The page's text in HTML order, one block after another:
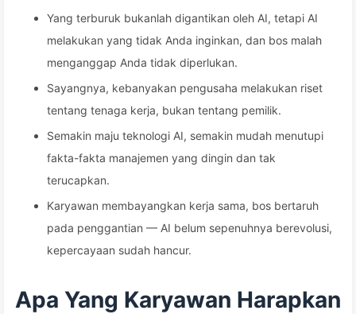
Yang terburuk bukanlah digantikan oleh AI, tetapi AI
melakukan yang tidak Anda inginkan, dan bos malah
menganggap Anda tidak diperlukan.
Sayangnya, kebanyakan pengusaha melakukan riset
tentang tenaga kerja, bukan tentang pemilik.
Semakin maju teknologi AI, semakin mudah menutupi
fakta-fakta manajemen yang dingin dan tak
terucapkan.
Karyawan membayangkan kerja sama, bos bertaruh
pada penggantian — AI belum sepenuhnya berevolusi,
kepercayaan sudah hancur.
Apa Yang Karyawan Harapkan